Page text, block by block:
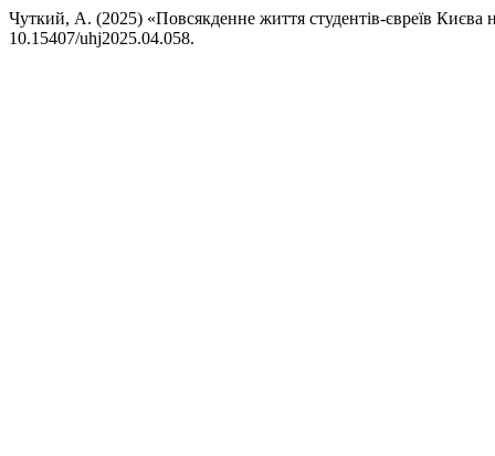
Чуткий, А. (2025) «Повсякденне життя студентів-євреїв Києва
10.15407/uhj2025.04.058.